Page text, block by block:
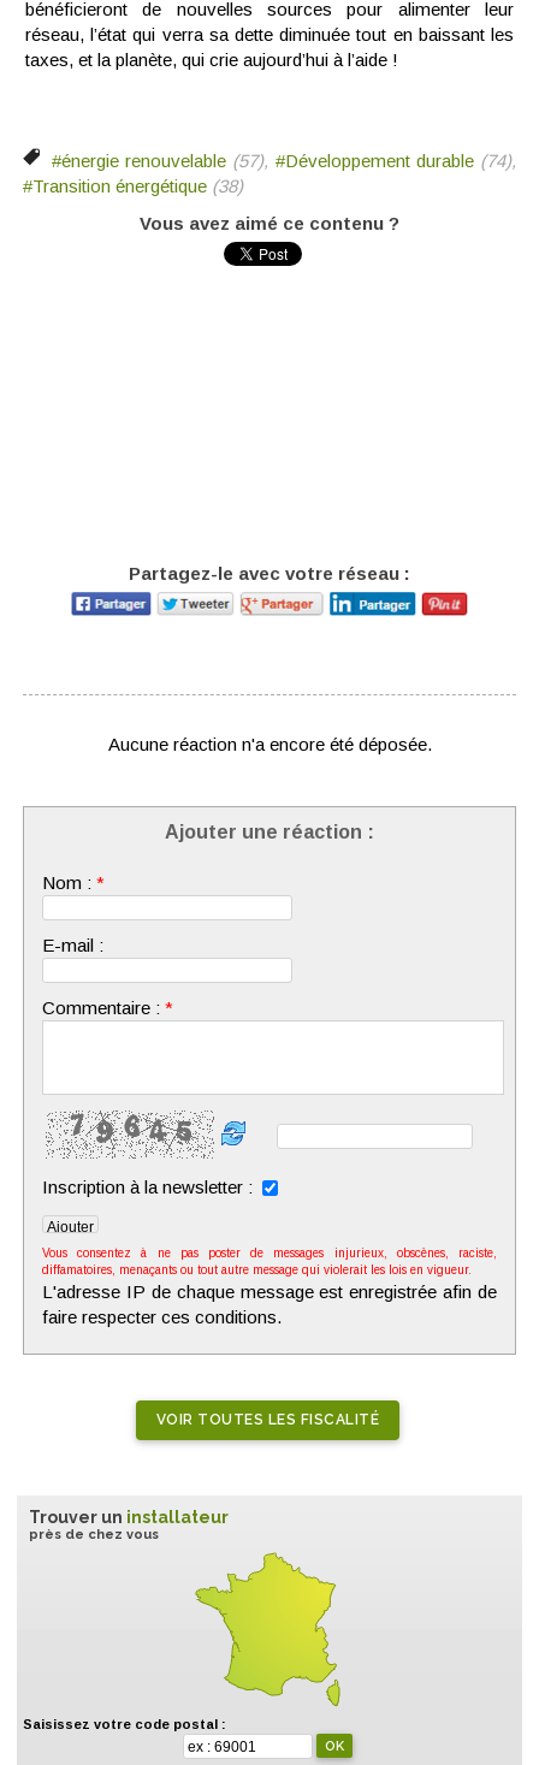
bénéficieront de nouvelles sources pour alimenter leur
réseau, l’état qui verra sa dette diminuée tout en baissant les
taxes, et la planète, qui crie aujourd’hui à l’aide !
#énergie renouvelable (57), #Développement durable(74),
#Transition énergétique (38)
Vous avez aimé ce contenu ?
Partagez-le avec votre réseau :
Aucune réaction n'a encore été déposée.
Ajouter une réaction :
Nom : *
E-mail :
Commentaire : *
Inscription à la newsletter :
Vous consentez à ne pas poster de messages injurieux, obscènes, raciste,
diffamatoires, menaçants ou tout autre message qui violerait les lois en vigueur.
L'adresse IP de chaque message est enregistrée afin de
faire respecter ces conditions.
VOIR TOUTES LES FISCALITÉ
Trouver un installateur
près de chez vous
Saisissez votre code postal :